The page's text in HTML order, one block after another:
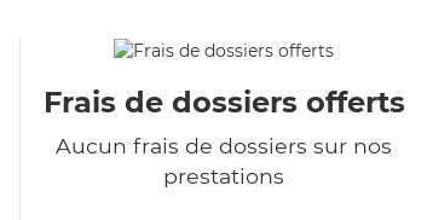
Frais de dossiers offerts
Aucun frais de dossiers sur nos
prestations